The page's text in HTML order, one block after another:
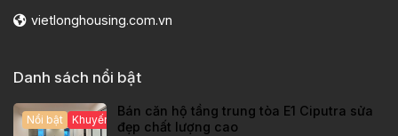
vietlonghousing.com.vn
Danh sách nổi bật
Nổi bật Khuyến mại hấp dẫn
Bán căn hộ tầng trung tòa E1 Ciputra sửa
đẹp chất lượng cao